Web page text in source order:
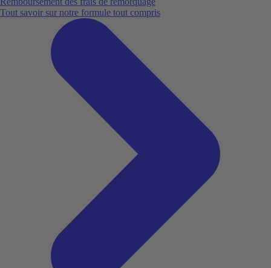
Tout savoir sur notre formule tout compris